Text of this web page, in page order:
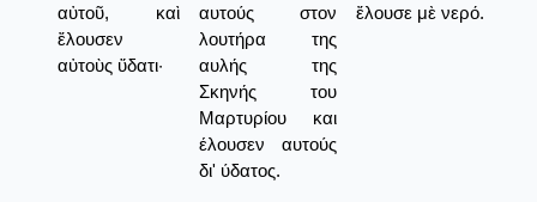
αὐτοῦ, καὶ
ἔλουσεν
αὐτοὺς ὕδατι·
αυτούς στον
λουτήρα της
αυλής της
Σκηνής του
Μαρτυρίου και
έλουσεν αυτούς
δι' ύδατος.
ἔλουσε μὲ νερό.